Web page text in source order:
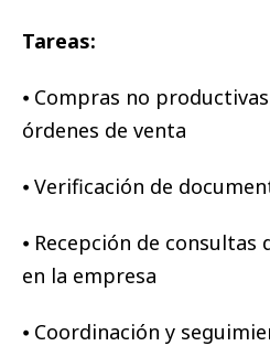
Tareas:
⦁ Compras no
órdenes de venta
⦁ Verificación de
⦁ Recepción de consultas
en la empresa
⦁ Coordinación y